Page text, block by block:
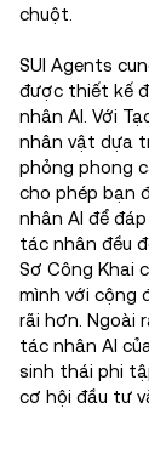
chuột.
SUI Agents
được thiết kế
nhân AI. Với
nhân vật dựa
phỏng phong
cho phép bạn
nhân AI để
tác nhân đều
Sơ Công Khai
mình với cộng
rãi hơn. Ngoài
tác nhân AI
sinh thái phi
cơ hội đầu tư